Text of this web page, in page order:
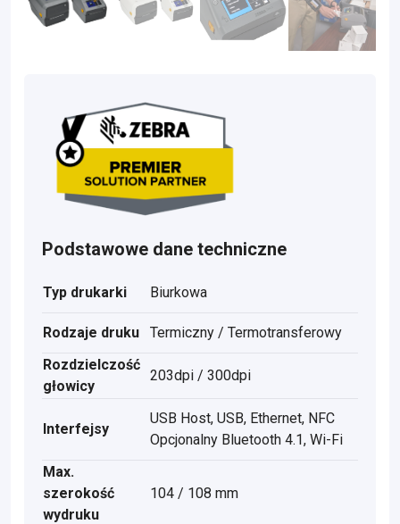
Podstawowe dane techniczne
Typ drukarki Biurkowa
Rodzaje druku
Termiczny / Termotransferowy
Rozdzielczość
głowicy
203dpi / 300dpi
Interfejsy
USB Host, USB, Ethernet, NFC
Opcjonalny Bluetooth 4.1, Wi-Fi
Max.
szerokość
wydruku
104 / 108 mm